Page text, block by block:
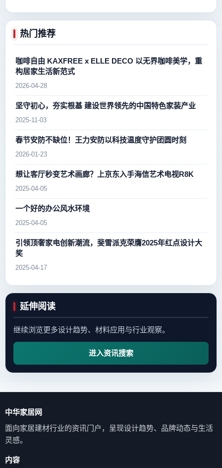
热门推荐
咖啡自由 KAXFREE x ELLE DECO 以无界咖啡美学，重
构居家生活新范式
2026-04-28
坚守初心，夯实根基 建设世界领先的中国特色家装产业
2025-11-03
春节安防不缺位！王力安防以科技温度守护团圆时刻
2026-01-23
想让客厅秒变艺术画廊？上京东入手海信艺术电视R8K
2025-04-05
一个好的办公风水环境
2025-04-05
引领顶奢家电创新潮流，斐雪派克荣膺2025年红点设计大
奖
2025-04-17
延伸阅读
继续浏览更多设计趋势、材料应用与行业观察。
进入资讯搜索
中华家居网
面向家居建材行业的资讯门户，呈现设计趋势、品牌动态与生活
灵感。
内容